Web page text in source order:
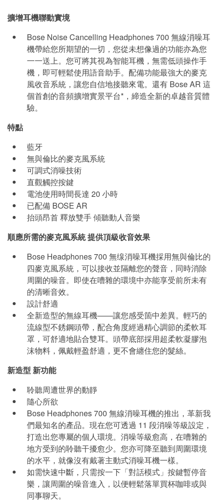
擴增耳機聯動實境
Bose Noise Cancelling Headphones 700 無線消噪耳
機帶給您所期望的一切，您從未想像過的功能亦為您
一一送上。您可將其視為智能耳機，無需低頭操作手
機，即可輕鬆使用語音助手。配備功能最強大的麥克
風收音系統，讓您自信地接聽來電。還有 Bose AR 這
個首創的音頻擴增實景平台*，締造全新的卓越音質體
驗。
特點
藍牙
無與倫比的麥克風系統
可調式消噪技術
直觀觸控按鍵
電池使用時間長達 20 小時
已配備 BOSE AR
抬頭昂首 釋放雙手 傾聽動人音樂
順應所需的麥克風系統 提供頂級收音效果
Bose Headphones 700 無缐消噪耳機採用無與倫比的
四麥克風系統，可以接收並隔離您的聲音，同時消除
周圍的噪音。即使在嘈雜的環境中亦能享受前所未有
的清晰音效。
設計舒適
全新造型的無線耳機——讓您感受箇中差異。輕巧的
流線型不銹鋼頭帶，配合角度經過精心調節的柔軟耳
罩，可舒適地貼合雙耳。頭帶底部採用超柔軟凝膠泡
沫物料，佩戴輕盈舒適，更不會纏住您的髮絲。
新造型 新功能
聆聽周遭世界的動靜
隨心所欲
Bose Headphones 700 無線消噪耳機的推出，革新我
們最知名的產品。現在您可透過 11 段消噪等級設定，
打造出您專屬的個人環境。消噪等級愈高，在嘈雜的
地方受到的聆聽干擾愈少。您亦可降至聽到周圍環境
的水平，就像沒有戴著主動式消噪耳機一樣。
如需快速中斷，只需按一下「對話模式」按鍵暫停音
樂，讓周圍的噪音進入，以便輕鬆落單買杯咖啡或與
同事聊天。